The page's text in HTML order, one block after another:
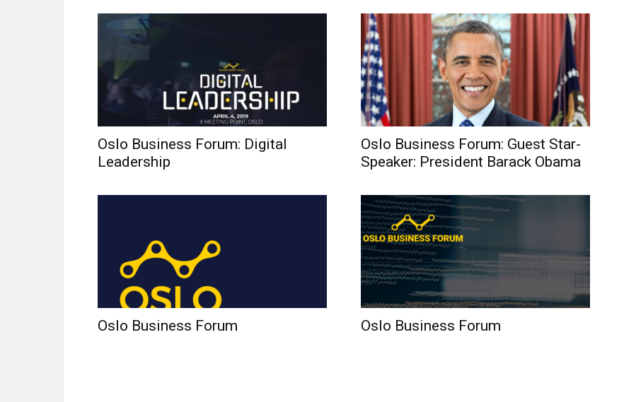
Oslo Business Forum: Digital
Leadership
Oslo Business Forum: Guest Star-
Speaker: President Barack Obama
Oslo Business Forum Oslo Business Forum